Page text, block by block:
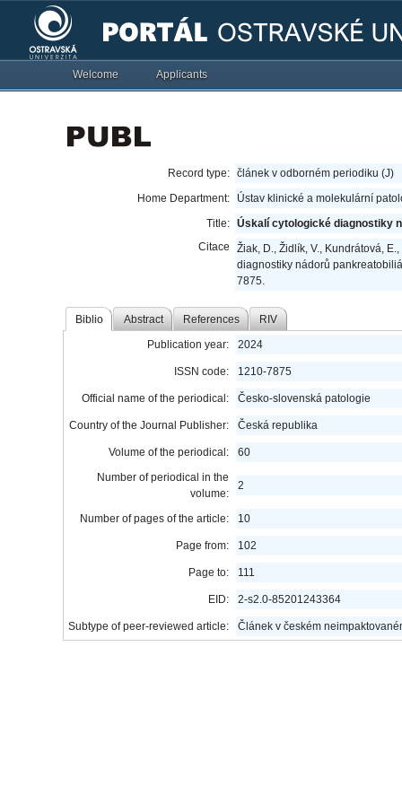
Welcome Applicants
Record type: článek v odborném periodiku (J)
Home Department:
Ústav klinické a molekulární
Title: Úskalí cytologické diagnostiky
Citace
Žiak, D., Židlík, V., Kundrátová,
diagnostiky nádorů
7875.
Biblio Abstract References RIV
Publication year: 2024
ISSN code: 1210-7875
Official name of the periodical: Česko-slovenská patologie
Country of the Journal Publisher: Česká republika
Volume of the periodical:
60
Number of periodical in the
volume:
2
Number of pages of the article: 10
Page from: 102
Page to: 111
EID: 2-s2.0-85201243364
Subtype of peer-reviewed article: Článek v českém